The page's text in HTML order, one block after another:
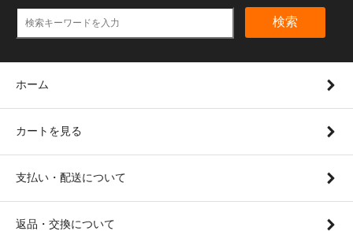
検索
ホーム
カートを見る
支払い・配送について
返品・交換について